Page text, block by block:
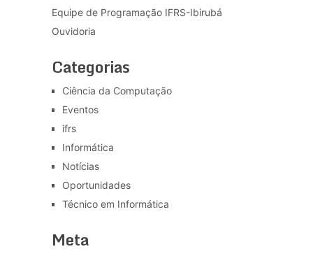
Equipe de Programação IFRS-Ibirubá
Ouvidoria
Categorias
Ciência da Computação
Eventos
ifrs
Informática
Notícias
Oportunidades
Técnico em Informática
Meta